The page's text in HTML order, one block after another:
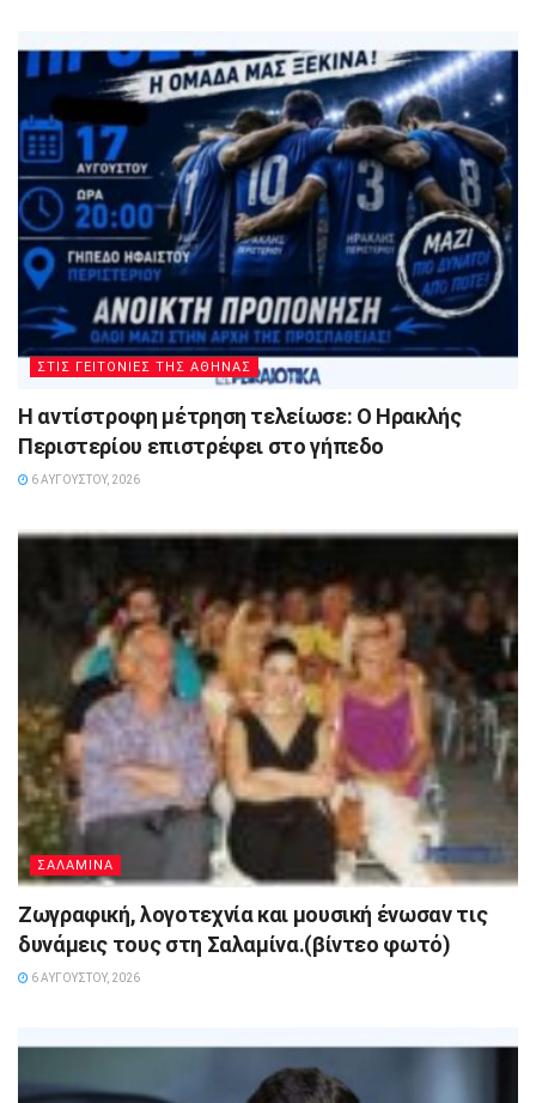
ΣΤΙΣ ΓΕΙΤΟΝΙΕΣ ΤΗΣ ΑΘΗΝΑΣ
Η αντίστροφη μέτρηση τελείωσε: Ο Ηρακλής
Περιστερίου επιστρέφει στο γήπεδο
6 ΑΥΓΟΎΣΤΟΥ, 2026
ΣΑΛΑΜΙΝΑ
Ζωγραφική, λογοτεχνία και μουσική ένωσαν τις
δυνάμεις τους στη Σαλαμίνα.(βίντεο φωτό)
6 ΑΥΓΟΎΣΤΟΥ, 2026